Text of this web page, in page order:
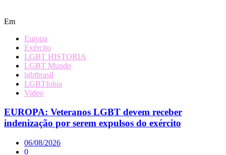
Em
Europa
Exército
LGBT HISTORIA
LGBT Mundo
lgbtbrasil
LGBTfobia
Video
EUROPA: Veteranos LGBT devem receber
indenização por serem expulsos do exército
06/08/2026
0